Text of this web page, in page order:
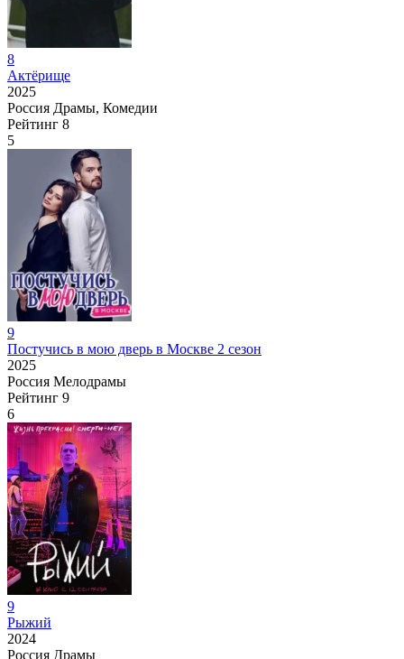
8
Актёрище
2025
Россия Драмы, Комедии
Рейтинг 8
5
9
Постучись в мою дверь в Москве 2 сезон
2025
Россия Мелодрамы
Рейтинг 9
6
9
Рыжий
2024
Россия Драмы